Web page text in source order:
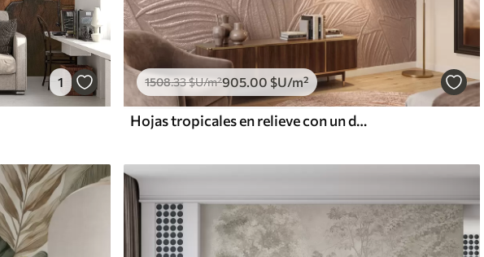
1 1508.33$U/m²905 .00 $U/m²
Hojas tropicales en relieve con un delicado diseño en tonos beige cálidos